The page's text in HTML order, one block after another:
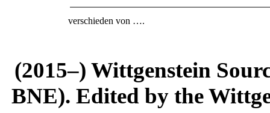
verschieden von ….
(2015–) Wittgenstein
BNE). Edited by the